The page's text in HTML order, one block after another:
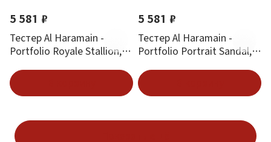
5 581 ₽
Тестер Al Haramain -
Portfolio Royale Stallion,
5 581 ₽
Тестер Al Haramain -
Portfolio Portrait Sandal,